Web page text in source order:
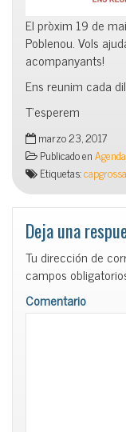
El pròxim 19 de
Poblenou. Vols
acompanyants!
Ens reunim cada
T’esperem
marzo 23, 2017
Publicado enAgenda
Etiquetas:capgrossa
Deja una
Tu dirección de
campos
Comentario